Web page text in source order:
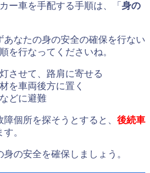
ー車を手配する手順は、「 身の
なたの身の安全の確保を行ない
を行なってくださいね。
させて、路肩に寄せる
を車両後方に置く
どに避難
個所を探そうとすると、 後続車
。
の安全を確保しましょう。